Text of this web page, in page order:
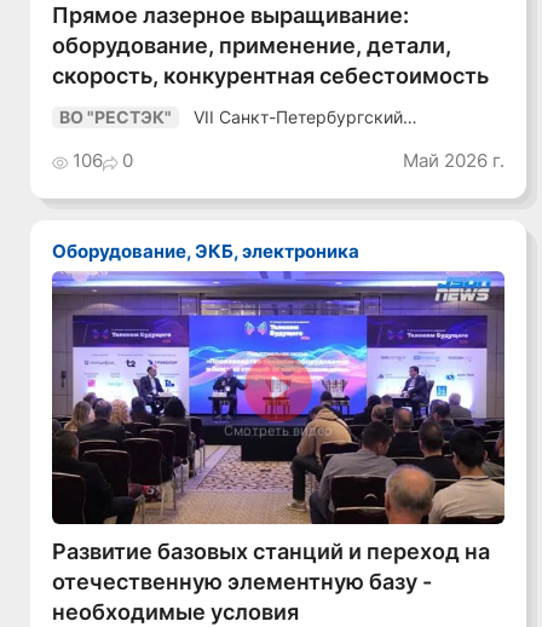
Прямое лазерное выращивание:
оборудование, применение, детали,
скорость, конкурентная себестоимость
ВО "РЕСТЭК"
VII Санкт-Петербургский
106 0 Май 2026 г.
Оборудование, ЭКБ, электроника
Смотреть видео
Развитие базовых станций и переход на
отечественную элементную базу -
необходимые условия